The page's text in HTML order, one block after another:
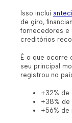
Isso inclui
de giro,
fornecedores e
creditórios
É o que ocorre
seu principal
registrou no
+32% de
+38% de
+56% de